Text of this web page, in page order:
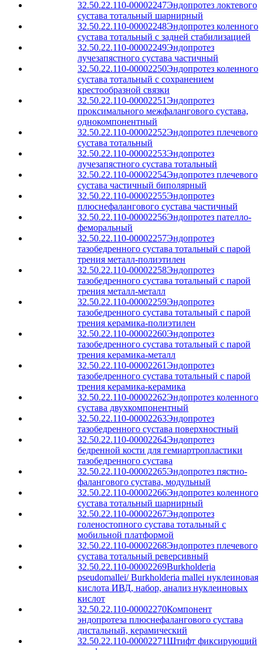
32.50.22.110-00002247Эндопротез локтевого
сустава тотальный шарнирный
32.50.22.110-00002248Эндопротез коленного
сустава тотальный с задней стабилизацией
32.50.22.110-00002249Эндопротез
лучезапястного сустава частичный
32.50.22.110-00002250Эндопротез коленного
сустава тотальный с сохранением
крестообразной связки
32.50.22.110-00002251Эндопротез
проксимального межфалангового сустава,
однокомпонентный
32.50.22.110-00002252Эндопротез плечевого
сустава тотальный
32.50.22.110-00002253Эндопротез
лучезапястного сустава тотальный
32.50.22.110-00002254Эндопротез плечевого
сустава частичный биполярный
32.50.22.110-00002255Эндопротез
плюснефалангового сустава частичный
32.50.22.110-00002256Эндопротез пателло-
феморальный
32.50.22.110-00002257Эндопротез
тазобедренного сустава тотальный с парой
трения металл-полиэтилен
32.50.22.110-00002258Эндопротез
тазобедренного сустава тотальный с парой
трения металл-металл
32.50.22.110-00002259Эндопротез
тазобедренного сустава тотальный с парой
трения керамика-полиэтилен
32.50.22.110-00002260Эндопротез
тазобедренного сустава тотальный с парой
трения керамика-металл
32.50.22.110-00002261Эндопротез
тазобедренного сустава тотальный с парой
трения керамика-керамика
32.50.22.110-00002262Эндопротез коленного
сустава двухкомпонентный
32.50.22.110-00002263Эндопротез
тазобедренного сустава поверхностный
32.50.22.110-00002264Эндопротез
бедренной кости для гемиартропластики
тазобедренного сустава
32.50.22.110-00002265Эндопротез пястно-
фалангового сустава, модульный
32.50.22.110-00002266Эндопротез коленного
сустава тотальный шарнирный
32.50.22.110-00002267Эндопротез
голеностопного сустава тотальный с
мобильной платформой
32.50.22.110-00002268Эндопротез плечевого
сустава тотальный реверсивный
32.50.22.110-00002269Burkholderia
pseudomallei/ Burkholderia mallei нуклеиновая
кислота ИВД, набор, анализ нуклеиновых
кислот
32.50.22.110-00002270Компонент
эндопротеза плюснефалангового сустава
дистальный, керамический
32.50.22.110-00002271Штифт фиксирующий